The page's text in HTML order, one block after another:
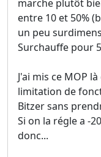
marche plutôt
entre 10 et 50%
un peu
Surchauffe pour
J'ai mis ce MOP
limitation de
Bitzer sans
Si on la régle a -
donc...